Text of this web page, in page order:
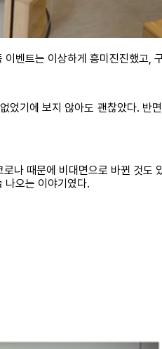
벤트는 이상하게 흥미진진했고,
기에 보지 않아도 괜찮았다. 반
나 때문에 비대면으로 바뀐 것도
나오는 이야기였다.